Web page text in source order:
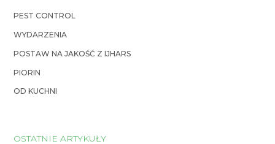
PEST CONTROL
WYDARZENIA
POSTAW NA JAKOŚĆ Z IJHARS
PIORIN
OD KUCHNI
OSTATNIE ARTYKUŁY